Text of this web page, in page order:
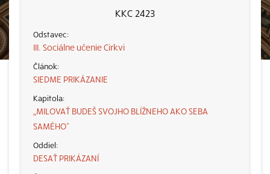
KKC 2423
III. Sociálne učenie Cirkvi
SIEDME PRIKÁZANIE
„MILOVAŤ BUDEŠ SVOJHO BLÍŽNEHO AKO SEBA
SAMÉHO“
DESAŤ PRIKÁZANÍ